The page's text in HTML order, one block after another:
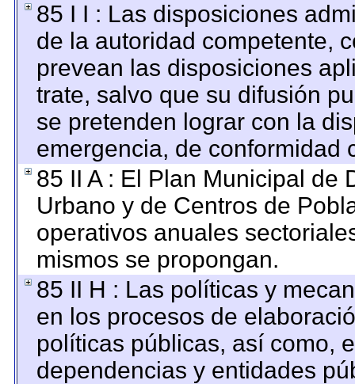
85 I I : Las disposiciones
de la autoridad competente,
prevean las disposiciones
trate, salvo que su difusión
se pretenden lograr con la
emergencia, de conformidad
85 II A : El Plan Municipal de
Urbano y de Centros de
operativos anuales
mismos se propongan.
85 II H : Las políticas y
en los procesos de
políticas públicas, así como,
dependencias y entidades